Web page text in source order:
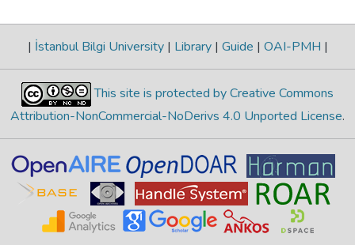
| İstanbul Bilgi University | Library | Guide | OAI-PMH |
This site is protected by Creative Commons
Attribution-NonCommercial-NoDerivs 4.0 Unported License.